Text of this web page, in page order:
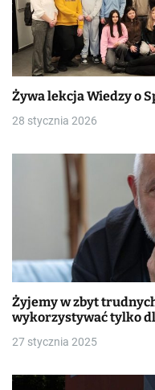
Żywa lekcja Wiedzy o
28 stycznia 2026
Żyjemy w zbyt
wykorzystywać tylko
27 stycznia 2025